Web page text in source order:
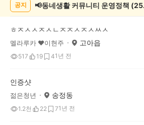
시
공지 📢동네생활 커뮤니티 운영정책
ㅎㅈㅅㅅㅈㅅㄴㅈㅈㅅㅈㅅㅆㅅ
멜라루카 ♥이현주 고아읍
517 19 41년 전
인증샷
젊은청년 송정동
1.2천 22 71년 전